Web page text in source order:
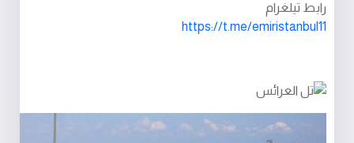
رابط تيلغرام
https://t.me/emiristanbul11